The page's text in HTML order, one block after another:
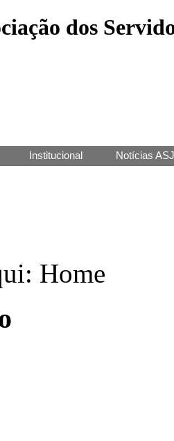
dos
Institucional Notícias ASJ
Home